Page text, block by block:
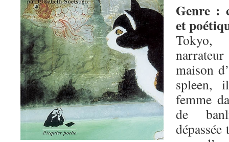
Genre :
et
maison
spleen,
femme
de